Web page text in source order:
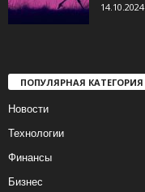
14.10.2024
ПОПУЛЯРНАЯ КАТЕГОРИЯ
Новости
Технологии
Финансы
Бизнес